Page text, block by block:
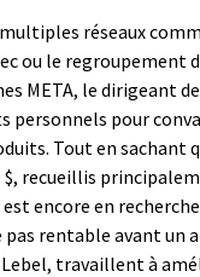
réseaux
ou le regroupement
META, le dirigeant
personnels pour
Tout en sachant
$, recueillis
encore en
rentable avant un
travaillent à